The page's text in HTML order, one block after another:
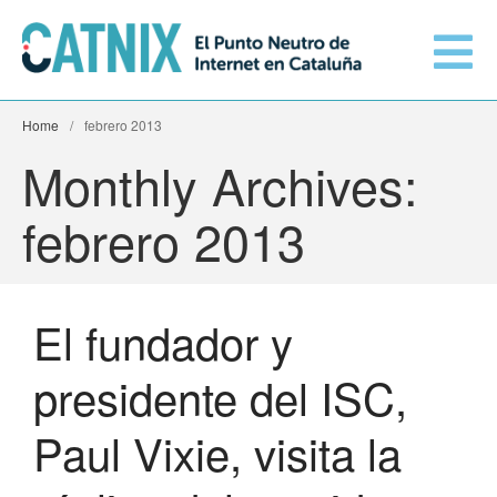
Servicios
Redes conectadas
El CATNIX
Orange amplía su conexión al
CATNIX
Guifi.net consolida su
conectividad al CATNIX con la
migración a Templus
Home / febrero 2013
Monthly Archives:
febrero 2013
El fundador y
presidente del ISC,
Paul Vixie, visita la